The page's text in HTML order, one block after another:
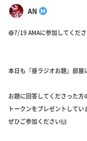
AN
🔴7/19 AMAに参加してくだ
本日も『昼ラジオお題』部屋
お題に回答してくださった方
トークンをプレゼントしてい
ぜひご参加ください🙌